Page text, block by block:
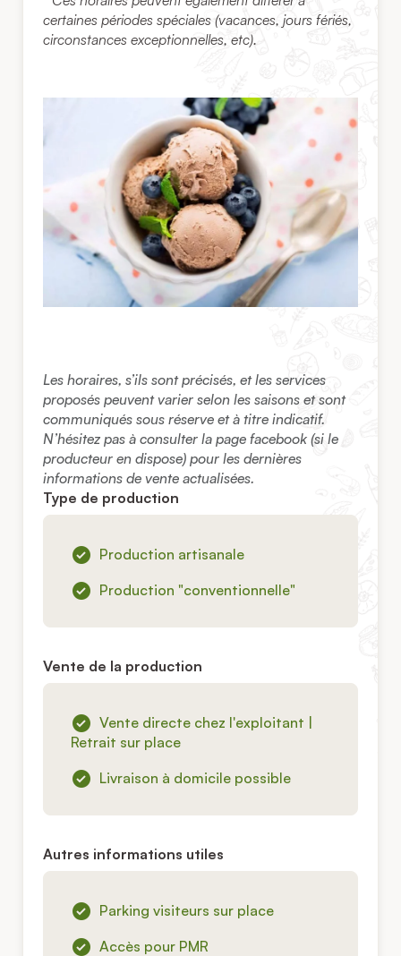
certaines périodes spéciales (vacances, jours fériés,
circonstances exceptionnelles, etc).
Les horaires, s’ils sont précisés, et les services
proposés peuvent varier selon les saisons et sont
communiqués sous réserve et à titre indicatif.
N’hésitez pas à consulter la page facebook (si le
producteur en dispose) pour les dernières
informations de vente actualisées.
Type de production
Production artisanale
Production "conventionnelle"
Vente de la production
Vente directe chez l'exploitant |
Retrait sur place
Livraison à domicile possible
Autres informations utiles
Parking visiteurs sur place
Accès pour PMR